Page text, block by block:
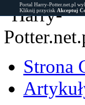
Strona
Portal Harry-Potter.net.pl
Kliknij przycisk Akceptuj